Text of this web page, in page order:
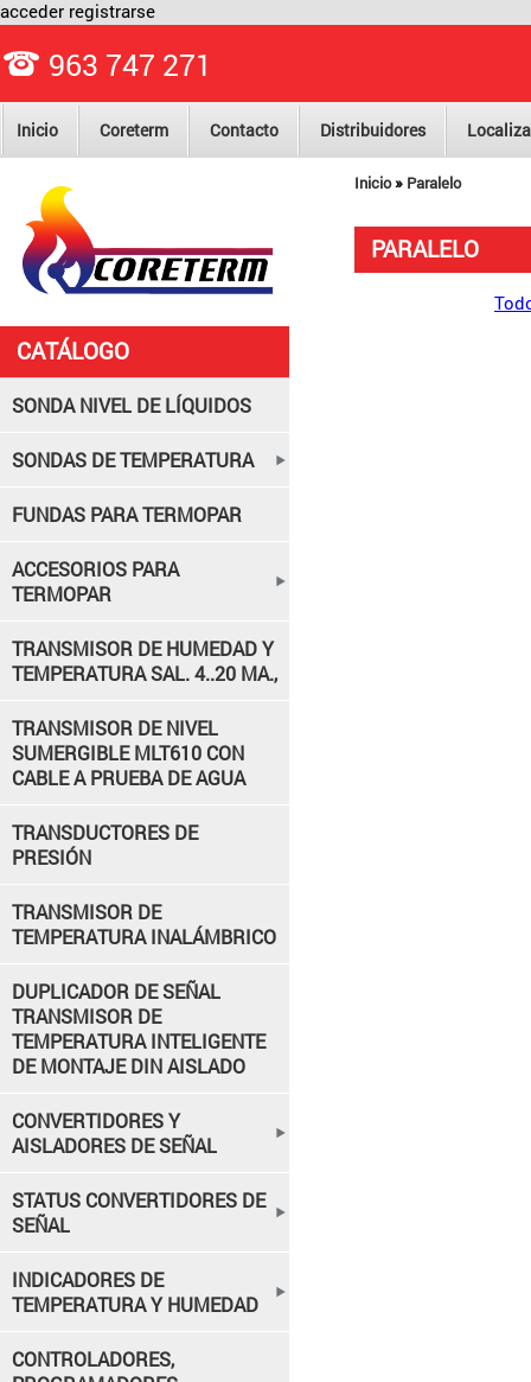
963 747 271
acceder registrarse
Inicio Coreterm Contacto Distribuidores
Inicio» Paralelo
PARALELO
CATÁLOGO
SONDA NIVEL DE LÍQUIDOS
SONDAS DE TEMPERATURA
FUNDAS PARA TERMOPAR
ACCESORIOS PARA
TERMOPAR
TRANSMISOR DE HUMEDAD Y
TEMPERATURA SAL. 4..20 MA.,
TRANSMISOR DE NIVEL
SUMERGIBLE MLT610 CON
CABLE A PRUEBA DE AGUA
TRANSDUCTORES DE
PRESIÓN
TRANSMISOR DE
TEMPERATURA INALÁMBRICO
DUPLICADOR DE SEÑAL
TRANSMISOR DE
TEMPERATURA INTELIGENTE
DE MONTAJE DIN AISLADO
CONVERTIDORES Y
AISLADORES DE SEÑAL
STATUS CONVERTIDORES DE
SEÑAL
INDICADORES DE
TEMPERATURA Y HUMEDAD
CONTROLADORES,